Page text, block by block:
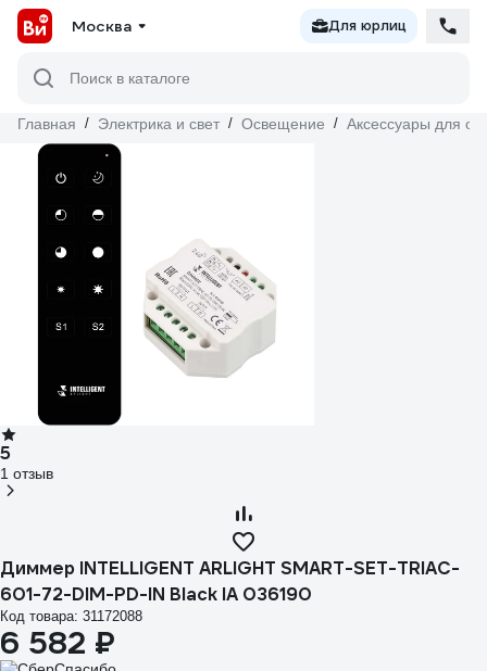
Москва Для юрлиц
Поиск в каталоге
Главная / Электрика и свет / Освещение / Аксессуары для
5
1 отзыв
Диммер INTELLIGENT ARLIGHT SMART-SET-TRIAC-
601-72-DIM-PD-IN Black IA 036190
Код товара: 31172088
6 582 ₽